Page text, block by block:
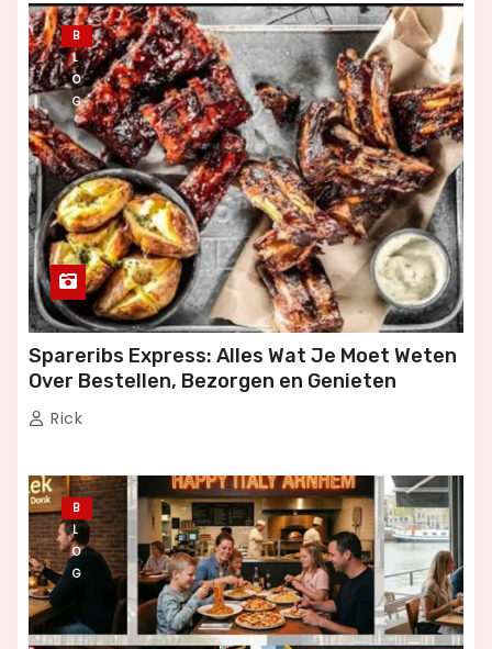
B
L
O
G
Spareribs Express: Alles Wat Je Moet Weten
Over Bestellen, Bezorgen en Genieten
Rick
B
L
O
G